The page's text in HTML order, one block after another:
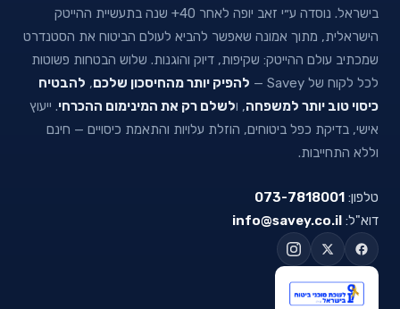
בישראל. נוסדה ע״י זאב יופה לאחר 40+ שנה בתעשיית ההייטק
הישראלית, מתוך אמונה שאפשר להביא לעולם הביטוח את הסטנדרט
שמכתיב עולם ההייטק: שקיפות, דיוק והוגנות. שלוש הבטחות פשוטות
לכל לקוח של Savey —
להפיק יותר מהחיסכון שלכם, להבטיח
כיסוי טוב יותר למשפחה, ולשלם רק את המינימום ההכרחי. ייעוץ
אישי, בדיקת כפל ביטוחים, הוזלת עלויות והתאמת כיסויים — חינם
וללא התחייבות.
טלפון: 073-7818001
דוא"ל: info@savey.co.il